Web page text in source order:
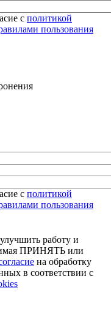
с политикой
пользования
с политикой
пользования
работу и
ПРИНЯТЬ или
на обработку
в соответствии с